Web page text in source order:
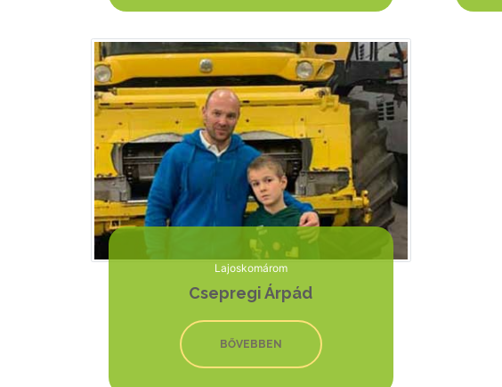
Lajoskomárom
Csepregi Árpád
BŐVEBBEN